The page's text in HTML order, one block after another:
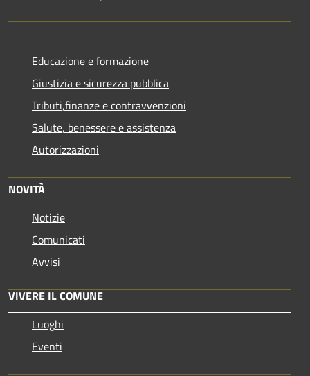
Educazione e formazione
Giustizia e sicurezza pubblica
Tributi,finanze e contravvenzioni
Salute, benessere e assistenza
Autorizzazioni
NOVITÀ
Notizie
Comunicati
Avvisi
VIVERE IL COMUNE
Luoghi
Eventi